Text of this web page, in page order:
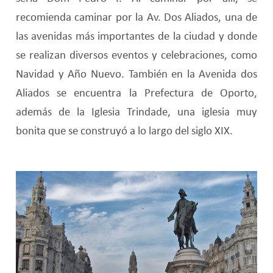
recomienda caminar por la Av. Dos Aliados, una de
las avenidas más importantes de la ciudad y donde
se realizan diversos eventos y celebraciones, como
Navidad y Año Nuevo. También en la Avenida dos
Aliados se encuentra la Prefectura de Oporto,
además de la Iglesia Trindade, una iglesia muy
bonita que se construyó a lo largo del siglo XIX.